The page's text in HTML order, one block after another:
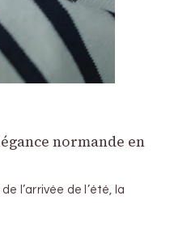
normande en
l’arrivée de l’été, la